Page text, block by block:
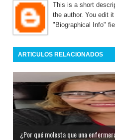
This is a short
the author. You edit
"Biographical Info"
ARTICULOS RELACIONADOS
¿Por qué molesta que una